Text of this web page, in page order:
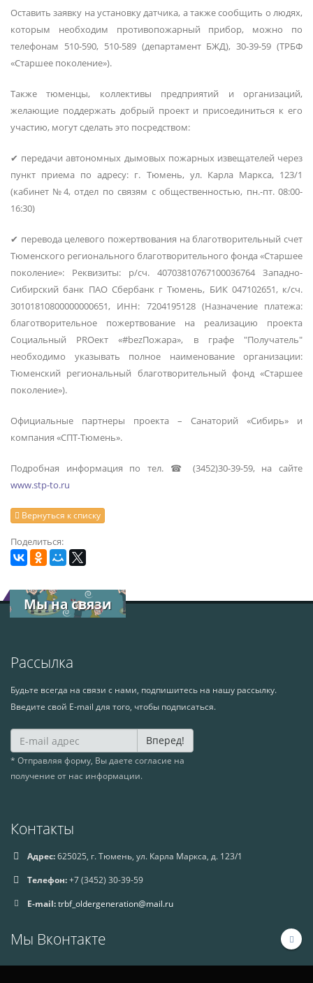
Оставить заявку на установку датчика, а также сообщить о людях,
которым необходим противопожарный прибор, можно по
телефонам 510-590, 510-589 (департамент БЖД), 30-39-59 (ТРБФ
«Старшее поколение»).
Также тюменцы, коллективы предприятий и организаций,
желающие поддержать добрый проект и присоединиться к его
участию, могут сделать это посредством:
✔ передачи автономных дымовых пожарных извещателей через
пункт приема по адресу: г. Тюмень, ул. Карла Маркса, 123/1
(кабинет №4, отдел по связям с общественностью, пн.-пт. 08:00-
16:30)
✔ перевода целевого пожертвования на благотворительный счет
Тюменского регионального благотворительного фонда «Старшее
поколение»: Реквизиты: р/сч. 40703810767100036764 Западно-
Сибирский банк ПАО Сбербанк г Тюмень, БИК 047102651, к/сч.
30101810800000000651, ИНН: 7204195128 (Назначение платежа:
благотворительное пожертвование на реализацию проекта
Социальный PROект «#bezПожара», в графе "Получатель"
необходимо указывать полное наименование организации:
Тюменский региональный благотворительный фонд «Старшее
поколение»).
Официальные партнеры проекта – Санаторий «Сибирь» и
компания «СПТ-Тюмень».
Подробная информация по тел. ☎ (3452)30-39-59, на сайте
www.stp-to.ru
Вернуться к списку
Поделиться:
Мы на связи
Рассылка
Будьте всегда на связи с нами, подпишитесь на нашу рассылку.
Введите свой E-mail для того, чтобы подписаться.
Вперед!
* Отправляя форму, Вы даете согласие на
получение от нас информации.
Контакты
Адрес:625025, г. Тюмень, ул. Карла Маркса, д. 123/1
Телефон:+7 (3452) 30-39-59
E-mail:trbf_oldergeneration@mail.ru
Мы Вконтакте